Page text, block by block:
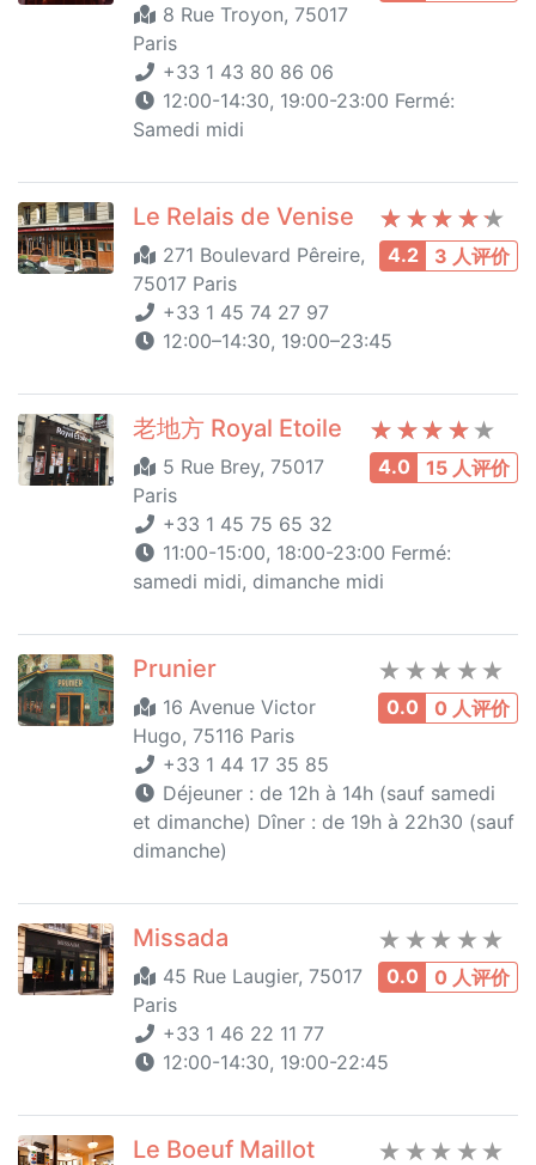
8 Rue Troyon, 75017
Paris
+33 1 43 80 86 06
12:00-14:30, 19:00-23:00 Fermé:
Samedi midi
4.2 3 人评价
Le Relais de Venise
271 Boulevard Pêreire,
75017 Paris
+33 1 45 74 27 97
12:00–14:30, 19:00–23:45
4.0 15 人评价
老地方 Royal Etoile
5 Rue Brey, 75017
Paris
+33 1 45 75 65 32
11:00-15:00, 18:00-23:00 Fermé:
samedi midi, dimanche midi
0.0 0 人评价
Prunier
16 Avenue Victor
Hugo, 75116 Paris
+33 1 44 17 35 85
Déjeuner : de 12h à 14h (sauf samedi
et dimanche) Dîner : de 19h à 22h30 (sauf
dimanche)
0.0 0 人评价
Missada
45 Rue Laugier, 75017
Paris
+33 1 46 22 11 77
12:00-14:30, 19:00-22:45
Le Boeuf Maillot